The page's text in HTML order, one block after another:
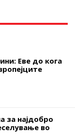
Еве до кога
за најдобро
во